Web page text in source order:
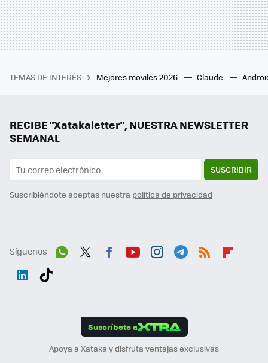
TEMAS DE INTERÉS Mejores moviles 2026 Claude
RECIBE "Xatakaletter", NUESTRA NEWSLETTER
SEMANAL
SUSCRIBIR
Suscribiéndote aceptas nuestra política de privacidad
Síguenos
Suscríbete a
Apoya a Xataka y disfruta ventajas exclusivas